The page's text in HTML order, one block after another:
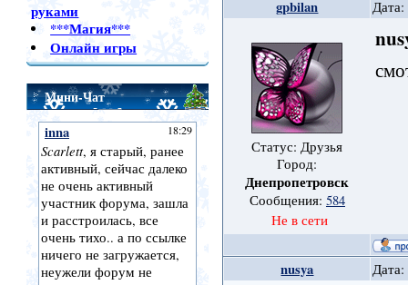
руками
***Магия***
Онлайн игры
Мини-Чат
gpbilan Дата:
Статус: Друзья
Город:
Днепропетровск
Сообщения: 584
Не в сети
nusya Дата: